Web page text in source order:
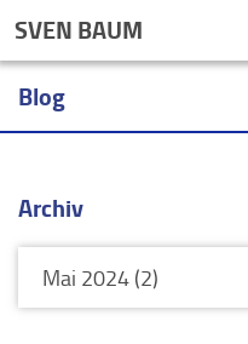
SVEN BAUM
Blog
Archiv